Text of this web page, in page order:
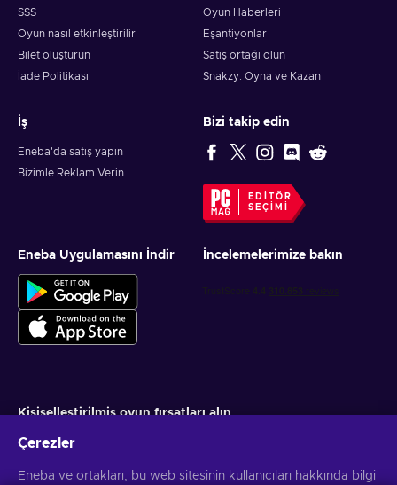
SSS
Oyun nasıl etkinleştirilir
Bilet oluşturun
İade Politikası
Oyun Haberleri
Eşantiyonlar
Satış ortağı olun
Snakzy: Oyna ve Kazan
İş
Eneba'da satış yapın
Bizimle Reklam Verin
Bizi takip edin
EDITÖR
SEÇIMI
Eneba Uygulamasını İndir İncelemelerimize bakın
Kişiselleştirilmiş oyun fırsatları alın
Aboneliğinizi istediğiniz zaman iptal edebilirsiniz. Daha fazla bilgi için
Çerezler
Eneba ve ortakları, bu web sitesinin kullanıcıları hakkında bilgi